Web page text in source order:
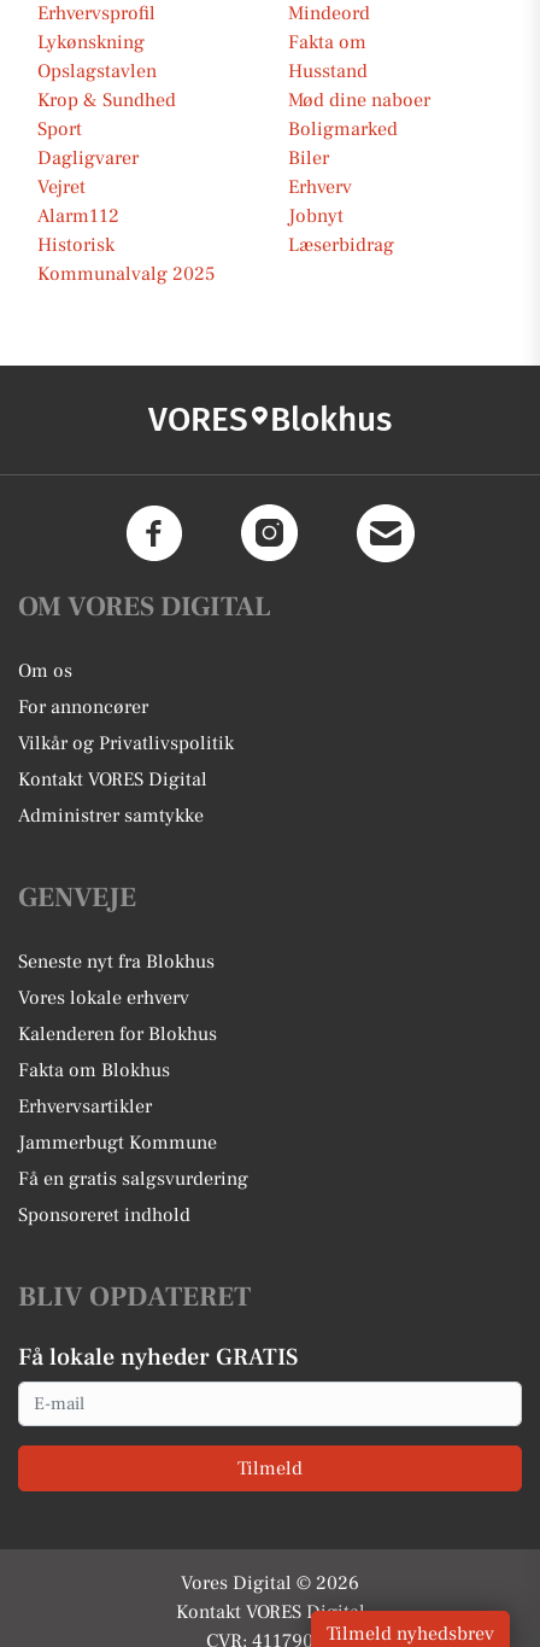
Erhvervsprofil
Mindeord
Lykønskning
Fakta om
Opslagstavlen
Husstand
Krop & Sundhed
Mød dine naboer
Sport
Boligmarked
Dagligvarer
Biler
Vejret
Erhverv
Alarm112
Jobnyt
Historisk
Læserbidrag
Kommunalvalg 2025
VORES Blokhus
OM VORES DIGITAL
Om os
For annoncører
Vilkår og Privatlivspolitik
Kontakt VORES Digital
Administrer samtykke
GENVEJE
Seneste nyt fra Blokhus
Vores lokale erhverv
Kalenderen for Blokhus
Fakta om Blokhus
Erhvervsartikler
Jammerbugt Kommune
Få en gratis salgsvurdering
Sponsoreret indhold
BLIV OPDATERET
Få lokale nyheder GRATIS
Email
Tilmeld
Vores Digital © 2026
Kontakt VORES Digital
CVR: 41179082Tilmeld nyhedsbrev